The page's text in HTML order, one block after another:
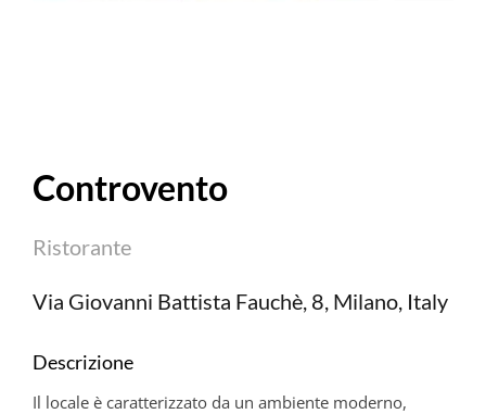
Controvento
Ristorante
Via Giovanni Battista Fauchè, 8, Milano, Italy
Descrizione
Il locale è caratterizzato da un ambiente moderno,